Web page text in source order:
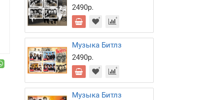
2490р.
Музыка Битлз
2490р.
Музыка Битлз